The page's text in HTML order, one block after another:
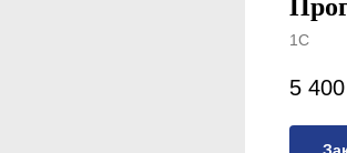
1С
5 400